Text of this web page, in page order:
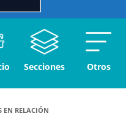
Secciones Otros
EN RELACIÓN